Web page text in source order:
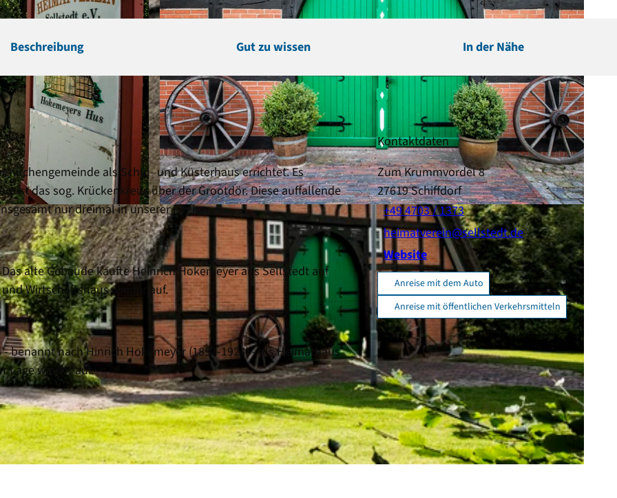
© Cuxland-Tourismus/Florian Trykowski |CC-BY-SA
Beschreibung Gut zu wissen In der Nähe
als Schul- und Küsterhaus errichtet. Es
ist das sog. Krückenkreuz über der Grootdör. Diese auffallende
nur dreimal in unserer Region.
alte Gebäude kaufte Heinrich Hokemeyer aus Sellstedt auf
Wirtschaftshaus wieder auf.
benannt nach Hinrich Hokemeyer (1857-1924) - als Heimathaus
Lage wieder auf.
Kontaktdaten
Zum Krummvordel 8
27619Schiffdorf
+49 4703 / 1373
heimatverein@sellstedt.de
Website
Anreise mit dem Auto
Anreise mit öffentlichen Verkehrsmitteln